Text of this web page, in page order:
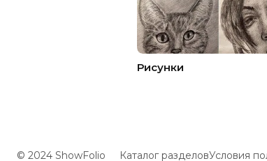
Рисунки
© 2024 ShowFolio Каталог разделовУсловия